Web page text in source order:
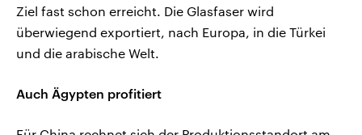
Ziel fast schon erreicht. Die Glasfaser wird
überwiegend exportiert, nach Europa, in die Türkei
und die arabische Welt.
Auch Ägypten profitiert